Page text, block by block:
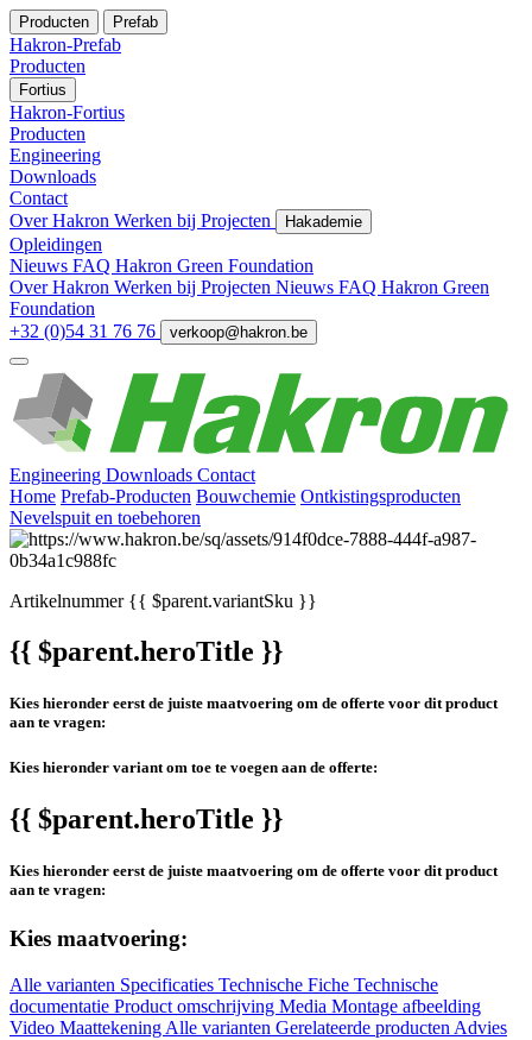
Producten Prefab
Hakron-Prefab
Producten
Fortius
Hakron-Fortius
Producten
Engineering
Downloads
Contact
Over Hakron Werken bij Projecten Hakademie
Opleidingen
Nieuws FAQ Hakron Green Foundation
Over Hakron Werken bij Projecten Nieuws FAQ Hakron Green
Foundation
+32 (0)54 31 76 76
verkoop@hakron.be
Engineering Downloads Contact
Home Prefab-Producten Bouwchemie Ontkistingsproducten
Nevelspuit en toebehoren
Artikelnummer{{ $parent.variantSku }}
{{ $parent.heroTitle }}
Kies hieronder eerst de juiste maatvoering om de offerte voor dit product
aan te vragen:
Kies hieronder variant om toe te voegen aan de offerte:
{{ $parent.heroTitle }}
Kies hieronder eerst de juiste maatvoering om de offerte voor dit product
aan te vragen:
Kies maatvoering:
Alle varianten Specificaties Technische Fiche Technische
documentatie Product omschrijving Media Montage afbeelding
Video Maattekening Alle varianten Gerelateerde producten Advies